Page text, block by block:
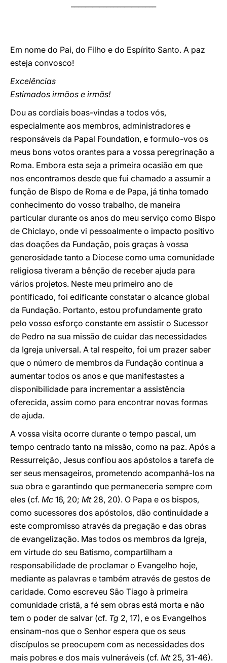
Em nome do Pai, do Filho e do Espírito Santo. A paz
esteja convosco!
Excelências
Estimados irmãos e irmãs!
Dou as cordiais boas-vindas a todos vós,
especialmente aos membros, administradores e
responsáveis da Papal Foundation, e formulo-vos os
meus bons votos orantes para a vossa peregrinação a
Roma. Embora esta seja a primeira ocasião em que
nos encontramos desde que fui chamado a assumir a
função de Bispo de Roma e de Papa, já tinha tomado
conhecimento do vosso trabalho, de maneira
particular durante os anos do meu serviço como Bispo
de Chiclayo, onde vi pessoalmente o impacto positivo
das doações da Fundação, pois graças à vossa
generosidade tanto a Diocese como uma comunidade
religiosa tiveram a bênção de receber ajuda para
vários projetos. Neste meu primeiro ano de
pontificado, foi edificante constatar o alcance global
da Fundação. Portanto, estou profundamente grato
pelo vosso esforço constante em assistir o Sucessor
de Pedro na sua missão de cuidar das necessidades
da Igreja universal. A tal respeito, foi um prazer saber
que o número de membros da Fundação continua a
aumentar todos os anos e que manifestastes a
disponibilidade para incrementar a assistência
oferecida, assim como para encontrar novas formas
de ajuda.
A vossa visita ocorre durante o tempo pascal, um
tempo centrado tanto na missão, como na paz. Após a
Ressurreição, Jesus confiou aos apóstolos a tarefa de
ser seus mensageiros, prometendo acompanhá-los na
sua obra e garantindo que permaneceria sempre com
eles (cf. Mc 16, 20; Mt28, 20). O Papa e os bispos,
como sucessores dos apóstolos, dão continuidade a
este compromisso através da pregação e das obras
de evangelização. Mas todos os membros da Igreja,
em virtude do seu Batismo, compartilham a
responsabilidade de proclamar o Evangelho hoje,
mediante as palavras e também através de gestos de
caridade. Como escreveu São Tiago à primeira
comunidade cristã, a fé sem obras está morta e não
tem o poder de salvar (cf. Tg 2, 17), e os Evangelhos
ensinam-nos que o Senhor espera que os seus
discípulos se preocupem com as necessidades dos
mais pobres e dos mais vulneráveis (cf. Mt25, 31-46).